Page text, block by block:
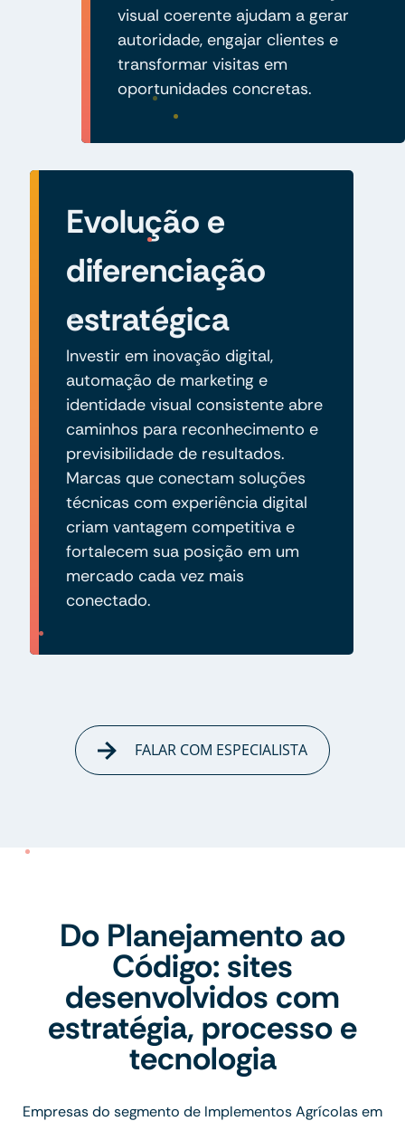
visual coerente ajudam a gerar
autoridade, engajar clientes e
transformar visitas em
oportunidades concretas.
Evolução e
diferenciação
estratégica
Investir em inovação digital,
automação de marketing e
identidade visual consistente abre
caminhos para reconhecimento e
previsibilidade de resultados.
Marcas que conectam soluções
técnicas com experiência digital
criam vantagem competitiva e
fortalecem sua posição em um
mercado cada vez mais
conectado.
FALAR COM ESPECIALISTA
Do Planejamento ao
Código: sites
desenvolvidos com
estratégia, processo e
tecnologia
Empresas do segmento de Implementos Agrícolas em